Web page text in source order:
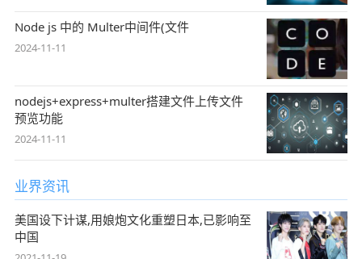
Node js 中的 Multer中间件(文件
2024-11-11
nodejs+express+multer搭建文件上传文件
预览功能
2024-11-11
业界资讯
美国设下计谋,用娘炮文化重塑日本,已影响至
中国